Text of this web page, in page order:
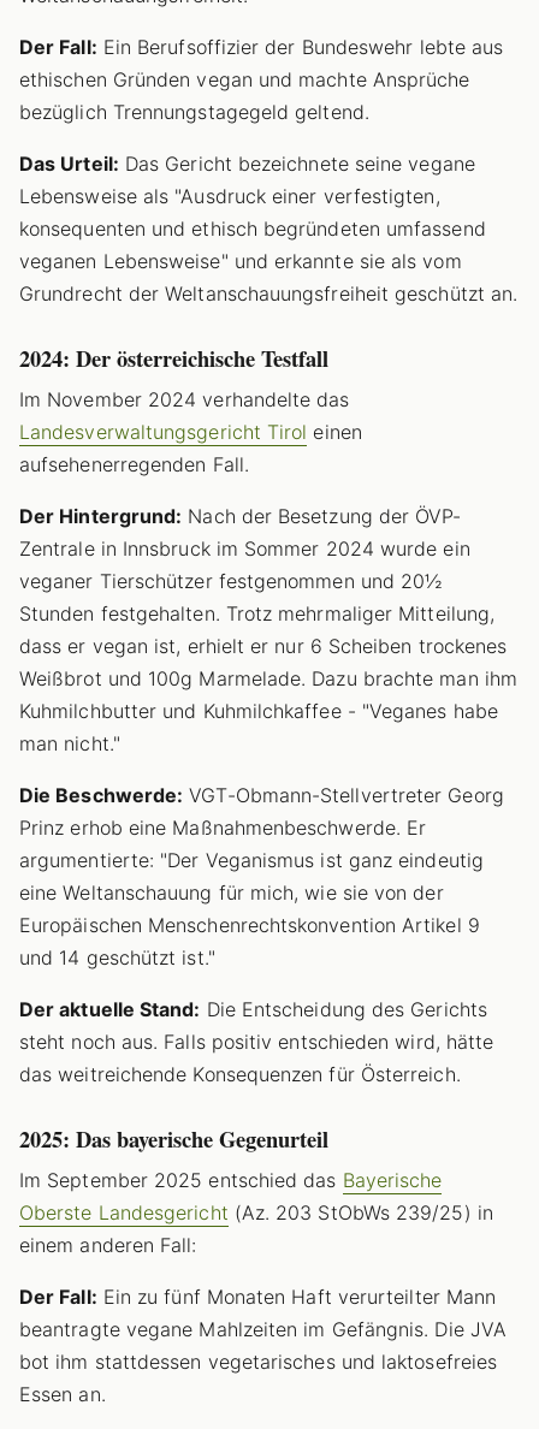
Der Fall: Ein Berufsoffizier der Bundeswehr lebte aus
ethischen Gründen vegan und machte Ansprüche
bezüglich Trennungstagegeld geltend.
Das Urteil: Das Gericht bezeichnete seine vegane
Lebensweise als "Ausdruck einer verfestigten,
konsequenten und ethisch begründeten umfassend
veganen Lebensweise" und erkannte sie als vom
Grundrecht der Weltanschauungsfreiheit geschützt an.
2024: Der österreichische Testfall
Im November 2024 verhandelte das
Landesverwaltungsgericht Tirol einen
aufsehenerregenden Fall.
Der Hintergrund: Nach der Besetzung der ÖVP-
Zentrale in Innsbruck im Sommer 2024 wurde ein
veganer Tierschützer festgenommen und 20½
Stunden festgehalten. Trotz mehrmaliger Mitteilung,
dass er vegan ist, erhielt er nur 6 Scheiben trockenes
Weißbrot und 100g Marmelade. Dazu brachte man ihm
Kuhmilchbutter und Kuhmilchkaffee - "Veganes habe
man nicht."
Die Beschwerde: VGT-Obmann-Stellvertreter Georg
Prinz erhob eine Maßnahmenbeschwerde. Er
argumentierte: "Der Veganismus ist ganz eindeutig
eine Weltanschauung für mich, wie sie von der
Europäischen Menschenrechtskonvention Artikel 9
und 14 geschützt ist."
Der aktuelle Stand: Die Entscheidung des Gerichts
steht noch aus. Falls positiv entschieden wird, hätte
das weitreichende Konsequenzen für Österreich.
2025: Das bayerische Gegenurteil
Im September 2025 entschied das Bayerische
Oberste Landesgericht (Az. 203 StObWs 239/25) in
einem anderen Fall:
Der Fall: Ein zu fünf Monaten Haft verurteilter Mann
beantragte vegane Mahlzeiten im Gefängnis. Die JVA
bot ihm stattdessen vegetarisches und laktosefreies
Essen an.